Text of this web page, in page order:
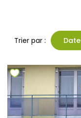
Trier par : Date